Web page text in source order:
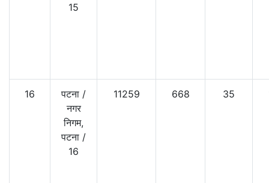
15
16 पटना /
नगर
निगम,
पटना /
16
11259 668 35